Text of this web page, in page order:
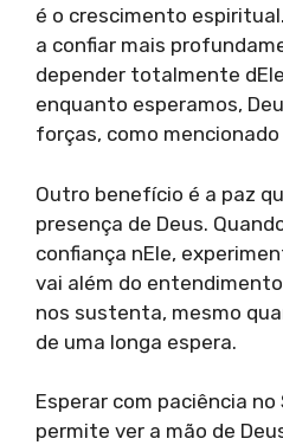
é o crescimento
a confiar mais
depender totalmente
enquanto esperamos,
forças, como mencionado
Outro benefício é a paz
presença de Deus.
confiança nEle,
vai além do
nos sustenta, mesmo
de uma longa espera.
Esperar com paciência
permite ver a mão de